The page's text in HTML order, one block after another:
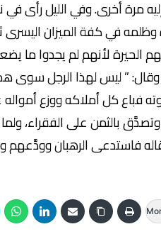
مرة أخرى. وفي الليل رأى في
في كفة الميزان اليسرى
الحيرة لأنهم لم يجدوا
” ليس لهذا الرجل سوى
كل أملاكه ووزع أمواله
بالثمن على الفقراء،
فاستدعى الرهبان وودَّعهم